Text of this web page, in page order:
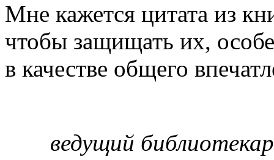
Мне кажется цитата из
чтобы защищать их,
в качестве общего
ведущий